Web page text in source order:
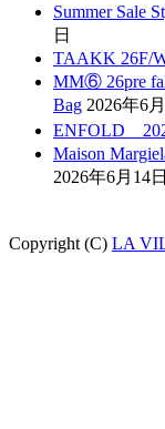
Summer Sale
日
TAAKK 26F/
MM⑥ 26pre
Bag 2026年6
ENFOLD
Maison
2026年6月14日
Copyright (C) LA